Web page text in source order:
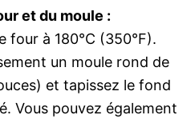
et du moule :
four à 180°C (350°F).
un moule rond de
et tapissez le fond
Vous pouvez également